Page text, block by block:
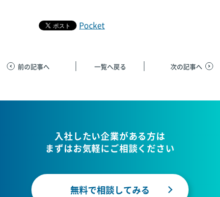
Pocket
前の記事へ 一覧へ戻る 次の記事へ
入社したい企業がある方は
まずはお気軽にご相談ください
無料で相談してみる